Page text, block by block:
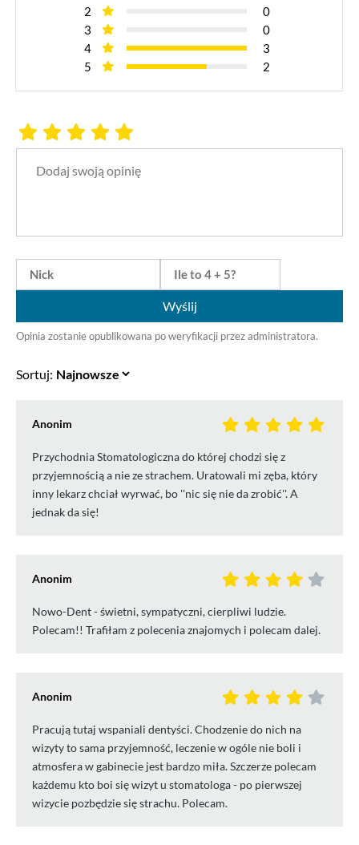
2
0
3
0
4
3
5
2
Wyślij
Opinia zostanie opublikowana po weryfikacji przez administratora.
Sortuj:
Anonim
Przychodnia Stomatologiczna do której chodzi się z
przyjemnością a nie ze strachem. Uratowali mi zęba, który
inny lekarz chciał wyrwać, bo ''nic się nie da zrobić''. A
jednak da się!
Anonim
Nowo-Dent - świetni, sympatyczni, cierpliwi ludzie.
Polecam!! Trafiłam z polecenia znajomych i polecam dalej.
Anonim
Pracują tutaj wspaniali dentyści. Chodzenie do nich na
wizyty to sama przyjemność, leczenie w ogóle nie boli i
atmosfera w gabinecie jest bardzo miła. Szczerze polecam
każdemu kto boi się wizyt u stomatologa - po pierwszej
wizycie pozbędzie się strachu. Polecam.